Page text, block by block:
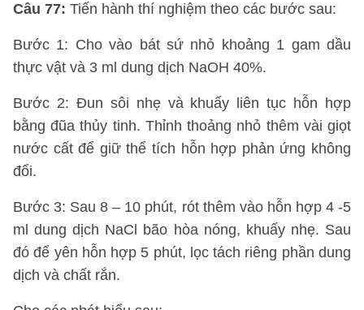
Câu 77: Tiến hành thí nghiệm theo các bước sau:
Bước 1: Cho vào bát sứ nhỏ khoảng 1 gam dầu
thực vật và 3 ml dung dịch NaOH 40%.
Bước 2: Đun sôi nhẹ và khuấy liên tục hỗn hợp
bằng đũa thủy tinh. Thỉnh thoảng nhỏ thêm vài giọt
nước cất để giữ thể tích hỗn hợp phản ứng không
đổi.
Bước 3: Sau 8 – 10 phút, rót thêm vào hỗn hợp 4 -5
ml dung dịch NaCl bão hòa nóng, khuấy nhẹ. Sau
đó để yên hỗn hợp 5 phút, lọc tách riêng phần dung
dịch và chất rắn.